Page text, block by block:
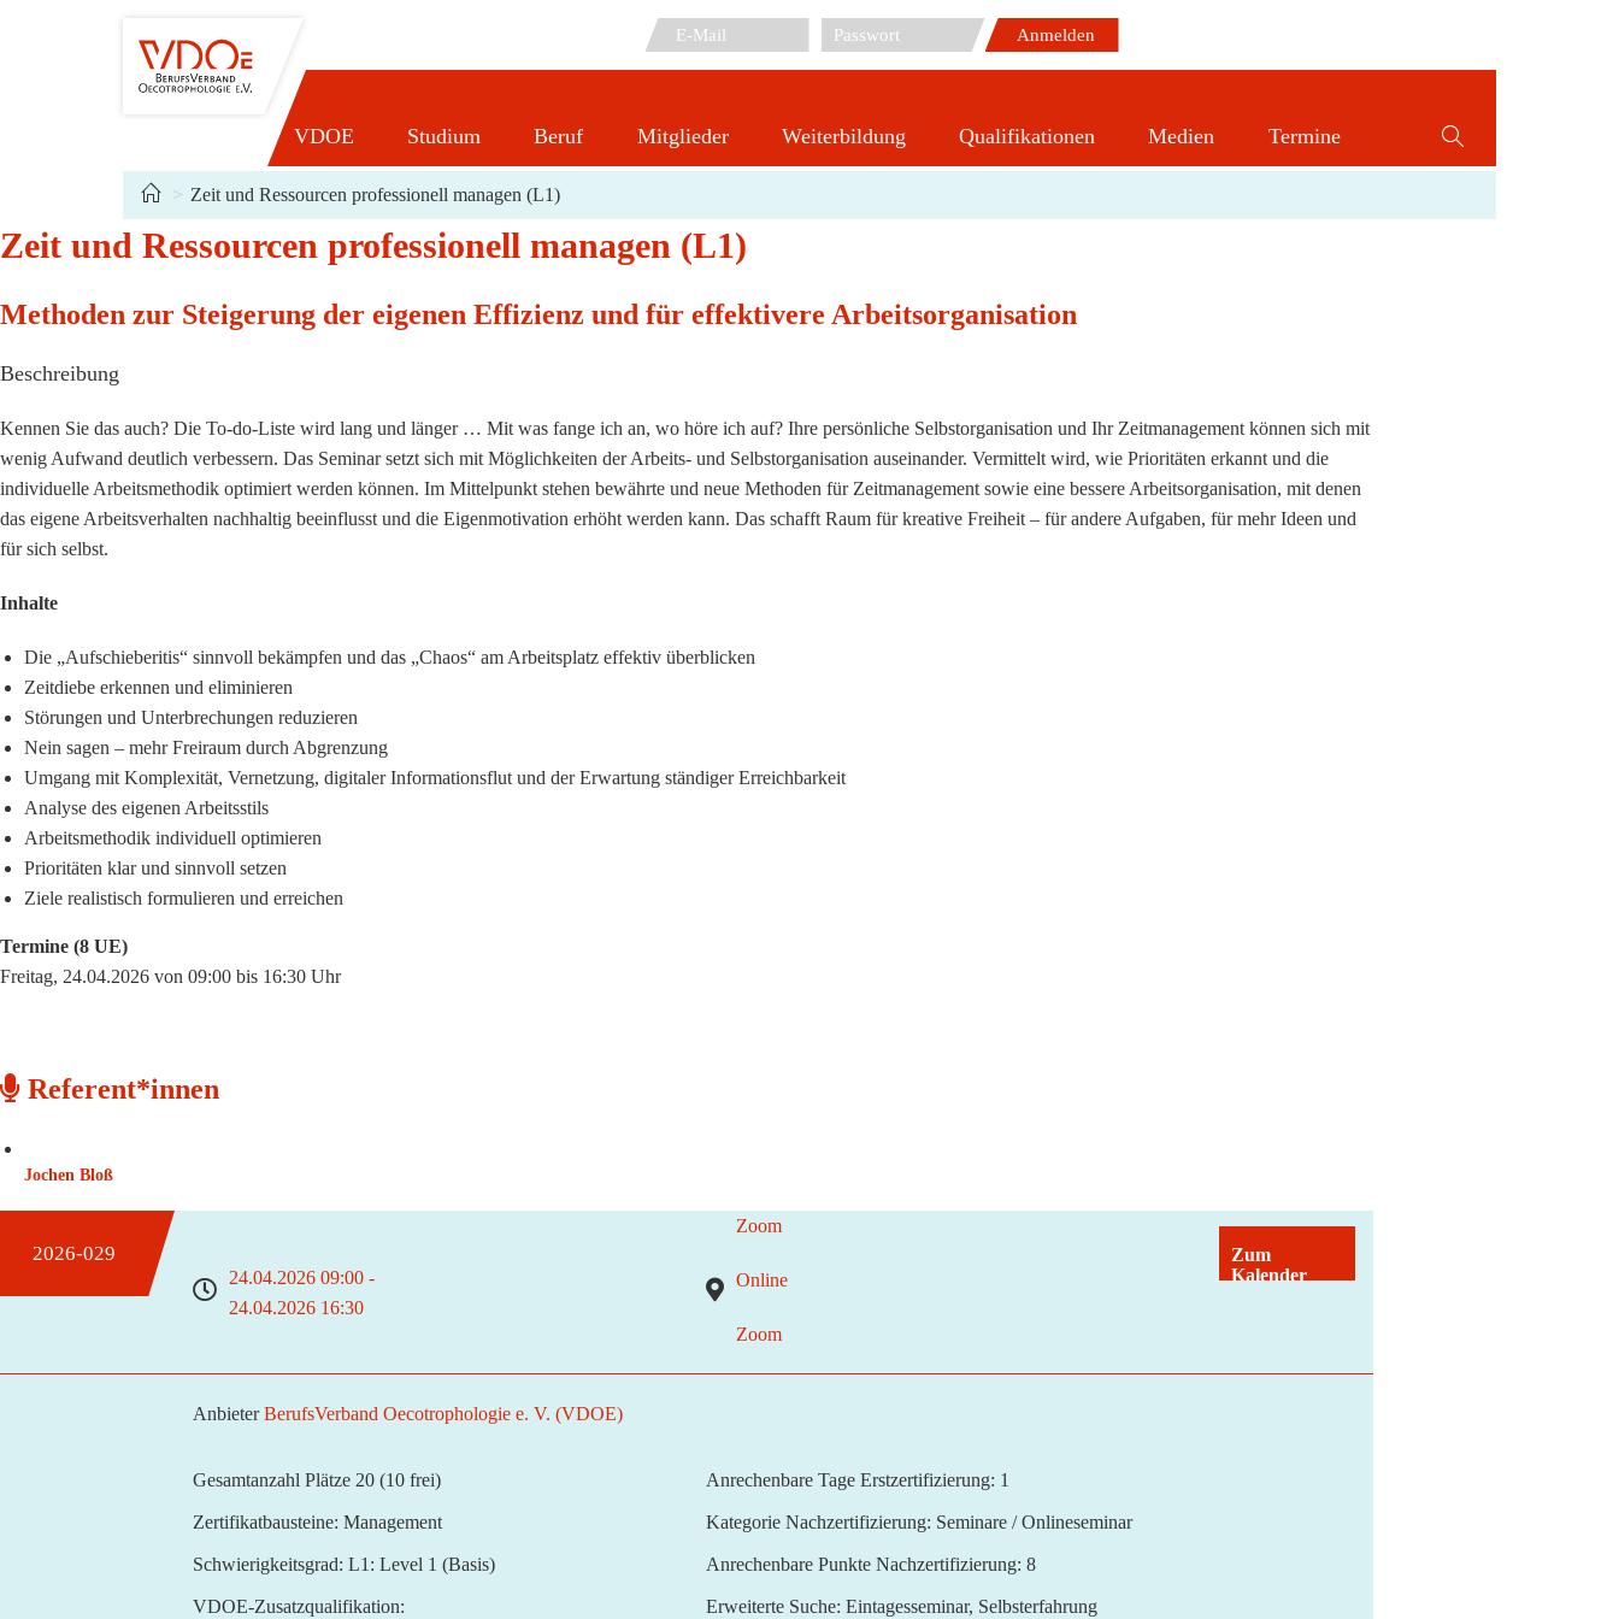
VDOE Studium Beruf Mitglieder Weiterbildung Qualifikationen Medien Termine
Website-
Suche
umschalten
Zeit und Ressourcen professionell managen (L1)
> Zeit und Ressourcen professionell managen (L1)
Zeit und Ressourcen professionell managen (L1)
Methoden zur Steigerung der eigenen Effizienz und für effektivere Arbeitsorganisation
Beschreibung
Kennen Sie das auch? Die To-do-Liste wird lang und länger … Mit was fange ich an, wo höre ich auf? Ihre persönliche Selbstorganisation und Ihr Zeitmanagement können sich mit
wenig Aufwand deutlich verbessern. Das Seminar setzt sich mit Möglichkeiten der Arbeits- und Selbstorganisation auseinander. Vermittelt wird, wie Prioritäten erkannt und die
individuelle Arbeitsmethodik optimiert werden können. Im Mittelpunkt stehen bewährte und neue Methoden für Zeitmanagement sowie eine bessere Arbeitsorganisation, mit denen
das eigene Arbeitsverhalten nachhaltig beeinflusst und die Eigenmotivation erhöht werden kann. Das schafft Raum für kreative Freiheit – für andere Aufgaben, für mehr Ideen und
für sich selbst.
Inhalte
Die „Aufschieberitis“ sinnvoll bekämpfen und das „Chaos“ am Arbeitsplatz effektiv überblicken
Zeitdiebe erkennen und eliminieren
Störungen und Unterbrechungen reduzieren
Nein sagen – mehr Freiraum durch Abgrenzung
Umgang mit Komplexität, Vernetzung, digitaler Informationsflut und der Erwartung ständiger Erreichbarkeit
Analyse des eigenen Arbeitsstils
Arbeitsmethodik individuell optimieren
Prioritäten klar und sinnvoll setzen
Ziele realistisch formulieren und erreichen
Termine (8 UE)
Freitag, 24.04.2026 von 09:00 bis 16:30 Uhr
Referent*innen
Jochen Bloß
2026-029
24.04.2026 09:00 -
24.04.2026 16:30
Zoom
Online
Zoom
Zum
Kalender
AnbieterBerufsVerband Oecotrophologie e. V. (VDOE)
Gesamtanzahl Plätze 20 (10 frei)
Zertifikatbausteine: Management
Schwierigkeitsgrad: L1: Level 1 (Basis)
VDOE-Zusatzqualifikation:
Anrechenbare Tage Erstzertifizierung: 1
Kategorie Nachzertifizierung: Seminare / Onlineseminar
Anrechenbare Punkte Nachzertifizierung: 8
Erweiterte Suche: Eintagesseminar, Selbsterfahrung